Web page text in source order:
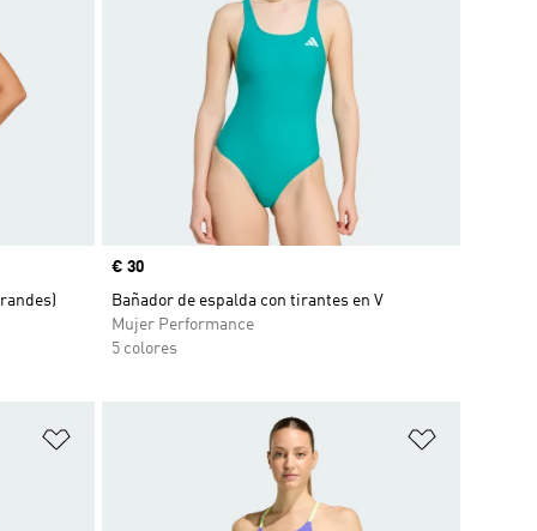
Precio
€ 30
Bañador de espalda con tirantes en V
Mujer Performance
5 colores
Añadir a la lista de deseos